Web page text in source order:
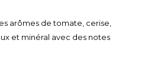
arômes de tomate, cerise,
et minéral avec des notes